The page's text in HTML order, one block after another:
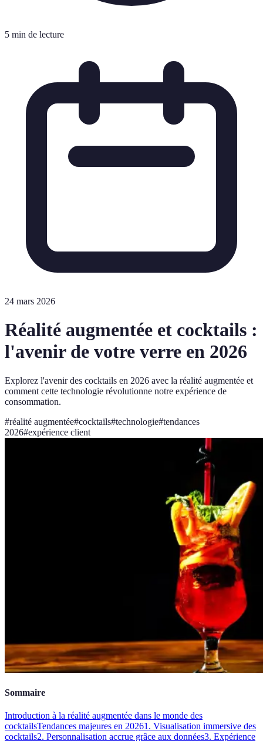
5 min de lecture
24 mars 2026
Réalité augmentée et cocktails :
l'avenir de votre verre en 2026
Explorez l'avenir des cocktails en 2026 avec la réalité augmentée et
comment cette technologie révolutionne notre expérience de
consommation.
#réalité augmentée#cocktails#technologie#tendances
2026#expérience client
Sommaire
Introduction à la réalité augmentée dans le monde des
cocktailsTendances majeures en 20261. Visualisation immersive des
cocktails2. Personnalisation accrue grâce aux données3. Expérience